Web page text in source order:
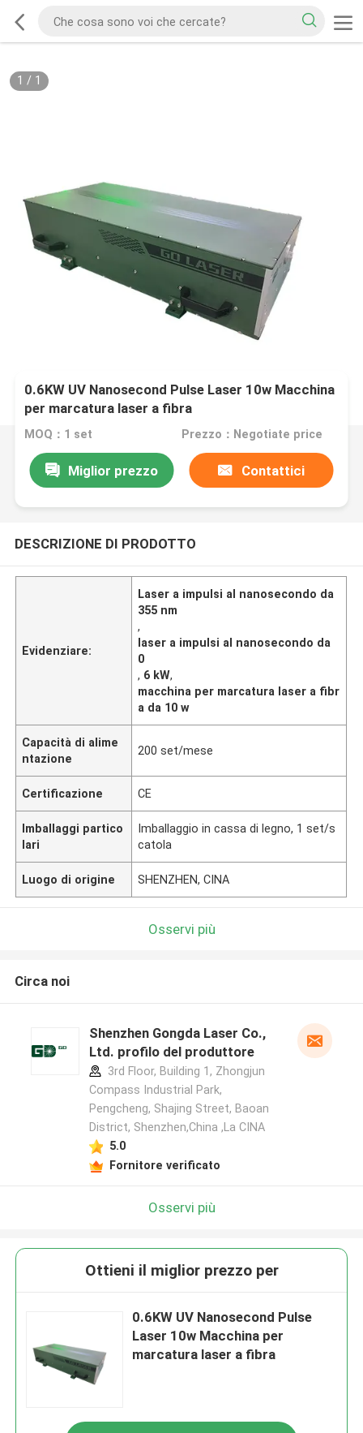
1 / 1
0.6KW UV Nanosecond Pulse Laser 10w Macchina
per marcatura laser a fibra
MOQ：1 set Prezzo：Negotiate price
Miglior prezzo Contattici
DESCRIZIONE DI PRODOTTO
Evidenziare:
Laser a impulsi al nanosecondo da
355 nm
,
laser a impulsi al nanosecondo da
0
, 6 kW,
macchina per marcatura laser a fibr
a da 10 w
Capacità di alime
ntazione
200 set/mese
Certificazione CE
Imballaggi partico
lari
Imballaggio in cassa di legno, 1 set/s
catola
Luogo di origine SHENZHEN, CINA
Osservi più
Circa noi
Shenzhen Gongda Laser Co.,
Ltd. profilo del produttore
3rd Floor, Building 1, Zhongjun
Compass Industrial Park,
Pengcheng, Shajing Street, Baoan
District, Shenzhen,China ,La CINA
5.0
Fornitore verificato
Osservi più
Ottieni il miglior prezzo per
0.6KW UV Nanosecond Pulse
Laser 10w Macchina per
marcatura laser a fibra